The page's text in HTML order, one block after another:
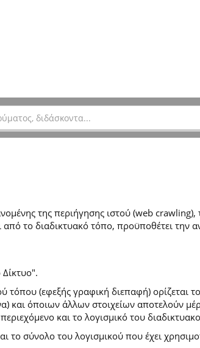
της περιήγησης ιστού (web
το διαδικτυακό τόπο, προϋποθέτει
(εφεξής γραφική διεπαφή) ορίζεται
και όποιων άλλων στοιχείων αποτελούν
και το λογισμικό του
το σύνολο του λογισμικού που έχει